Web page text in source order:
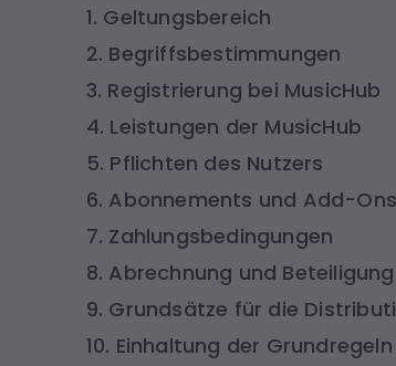
1. Geltungsbereich
2. Begriffsbestimmungen
3. Registrierung bei MusicHub
4. Leistungen der MusicHub
5. Pflichten des Nutzers
6. Abonnements und Add-Ons
7. Zahlungsbedingungen
8. Abrechnung und Beteiligung
9. Grundsätze für die
10. Einhaltung der